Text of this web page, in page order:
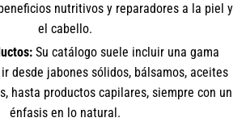
nutritivos y reparadores a la piel y
el cabello.
Su catálogo suele incluir una gama
desde jabones sólidos, bálsamos, aceites
hasta productos capilares, siempre con un
énfasis en lo natural.